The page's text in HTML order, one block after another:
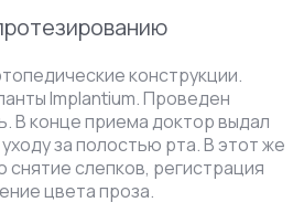
конструкции.
Implantium. Проведен
В конце приема доктор выдал
за полостью рта. В этот же
снятие слепков, регистрация
цвета проза.